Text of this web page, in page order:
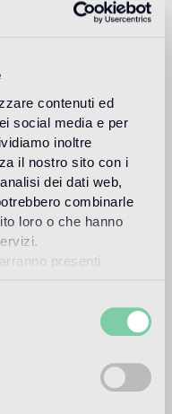
contenuti ed
social media e per
inoltre
il nostro sito con i
dei dati web,
combinarle
loro o che hanno
presenti
Dimensioni:
cm. Peso:
SM 10.77